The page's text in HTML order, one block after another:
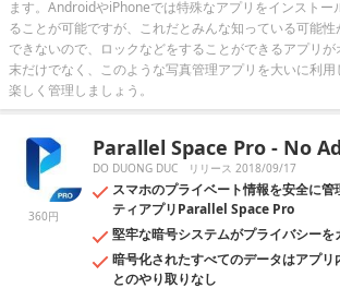
ます。AndroidやiPhoneでは特殊なアプリをインストー
ることが可能ですが、これだとみんな知っている可能
できないので、ロックなどをすることができるアプリ
末だけでなく、このような写真管理アプリを大いに利
楽しく管理しましょう。
360円
Parallel Space Pro - No
DO DUONG DUC リリース 2018/09/17
スマホのプライベート情報を安全に管
ティアプリParallel Space Pro
堅牢な暗号システムがプライバシーを
暗号化されたすべてのデータはアプリ
とのやり取りなし